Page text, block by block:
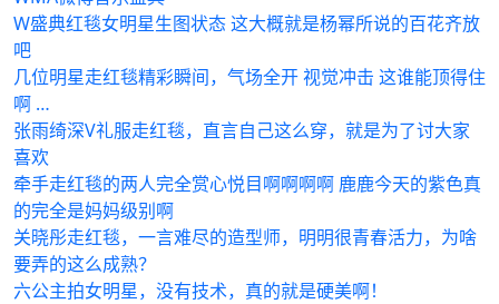
W盛典红毯女明星生图状态 这大概就是杨幂所说的百花齐放
吧
几位明星走红毯精彩瞬间，气场全开 视觉冲击 这谁能顶得住
啊 …
张雨绮深V礼服走红毯，直言自己这么穿，就是为了讨大家
喜欢
牵手走红毯的两人完全赏心悦目啊啊啊啊 鹿鹿今天的紫色真
的完全是妈妈级别啊
关晓彤走红毯，一言难尽的造型师，明明很青春活力，为啥
要弄的这么成熟？
六公主拍女明星，没有技术，真的就是硬美啊！